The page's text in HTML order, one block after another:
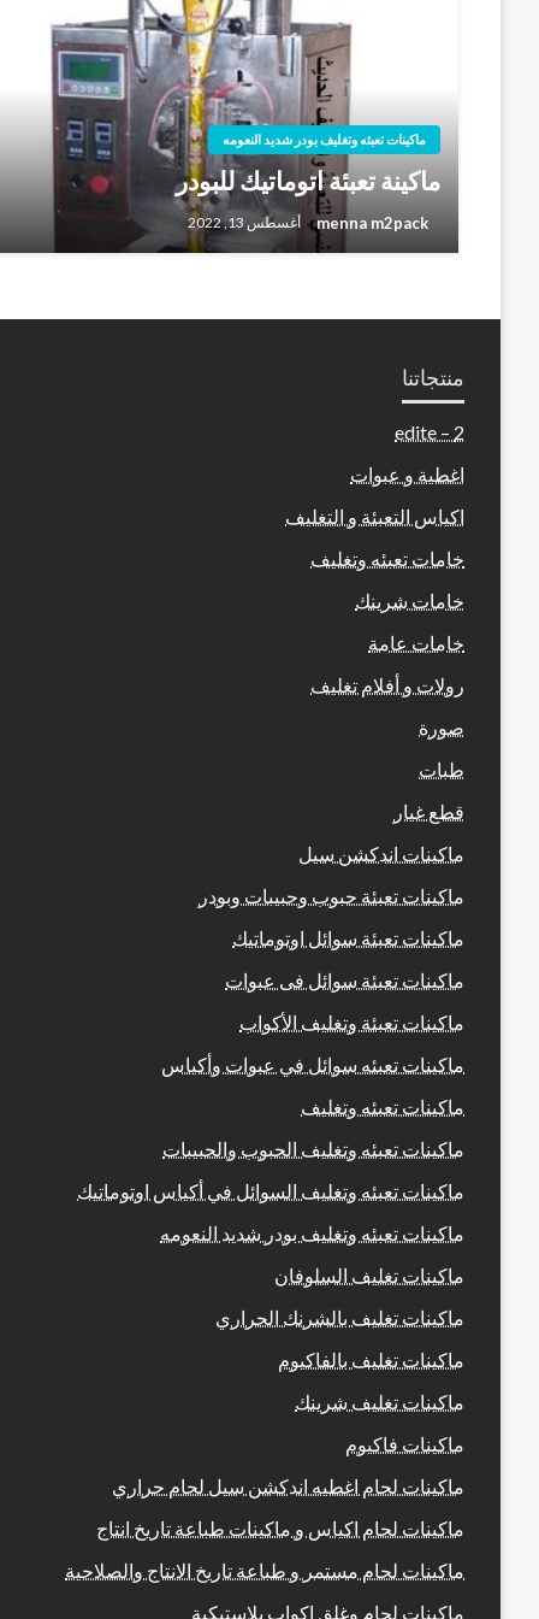
ماكينات تعبئه وتغليف بودر شديد النعومه
ماكينة تعبئة اتوماتيك للبودر
menna m2pack أغسطس 13, 2022
منتجاتنا
2 – edite
اغطية و عبوات
اكياس التعبئة و التغليف
خامات تعبئه وتغليف
خامات شرينك
خامات عامة
رولات و أفلام تغليف
صورة
طبات
قطع غيار
ماكينات اندكشن سيل
ماكينات تعبئة حبوب وحبيبات وبودر
ماكينات تعبئة سوائل اوتوماتيك
ماكينات تعبئة سوائل فى عبوات
ماكينات تعبئة وتغليف الأكواب
ماكينات تعبئه سوائل في عبوات وأكياس
ماكينات تعبئه وتغليف
ماكينات تعبئه وتغليف الحبوب والحبيبات
ماكينات تعبئه وتغليف السوائل في أكياس اوتوماتيك
ماكينات تعبئه وتغليف بودر شديد النعومه
ماكينات تغليف السلوفان
ماكينات تغليف بالشرنك الحراري
ماكينات تغليف بالفاكيوم
ماكينات تغليف شرينك
ماكينات فاكيوم
ماكينات لحام اغطيه اندكشن سيل لحام حراري
ماكينات لحام اكياس و ماكينات طباعة تاريخ انتاج
ماكينات لحام مستمر و طباعة تاريخ الانتاج والصلاحية
ماكينات لحام وغلق اكواب بلاستيكية